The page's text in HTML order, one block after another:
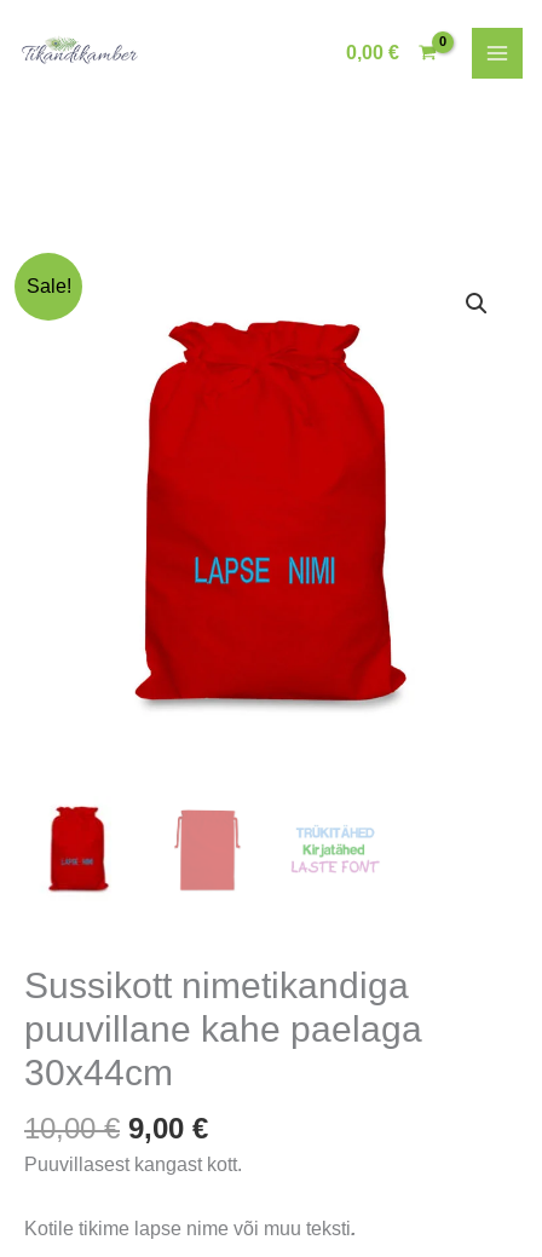
0,00€
Sale!
Sussikott nimetikandiga
puuvillane kahe paelaga
30x44cm
10,00€ Algne
hind
10,00 €.
9,00 €Praegune
hind
9,00 €.
Puuvillasest kangast kott.
Kotile tikime lapse nime või muu teksti.